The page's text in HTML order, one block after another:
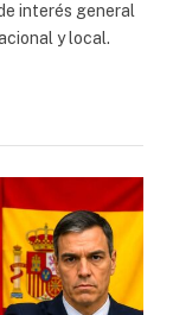
interés general
y local.